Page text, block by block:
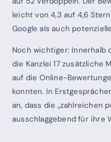
leicht von 4,3 auf 4,6
Google als auch
Noch wichtiger: Innerhalb
die Kanzlei 17 zusätzliche
auf die Online-
konnten. In
an, dass die „zahlreichen
ausschlaggebend für ihre